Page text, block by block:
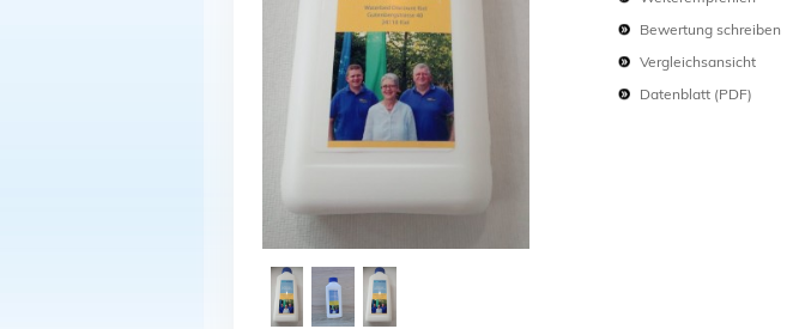
Bewertung schreiben
Vergleichsansicht
Datenblatt (PDF)